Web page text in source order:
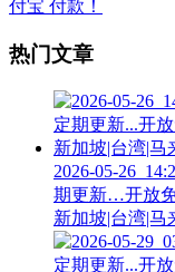
热门文章
2026-05-
期更新…开放
新加坡|台湾|